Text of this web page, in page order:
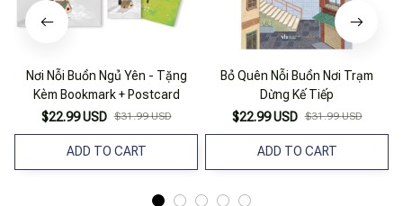
Nơi Nỗi Buồn Ngủ Yên - Tặng
Kèm Bookmark + Postcard
$22.99 USD $31.99 USD
ADD TO CART
Bỏ Quên Nỗi Buồn Nơi Trạm
Dừng Kế Tiếp
$22.99 USD $31.99 USD
ADD TO CART